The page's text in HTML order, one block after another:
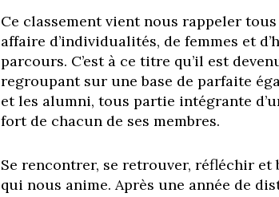
Ce classement vient nous rappeler tous
affaire d’individualités, de femmes et
parcours. C’est à ce titre qu’il est
regroupant sur unebase de parfaite
et les alumni, tous partie intégrante
fort de chacun de ses membres.
Se rencontrer, se retrouver, réfléchir et
qui nous anime. Après une année de